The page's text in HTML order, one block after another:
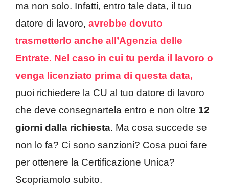
ma non solo. Infatti, entro tale data, il tuo
datore di lavoro, avrebbe dovuto
trasmetterlo anche all’Agenzia delle
Entrate. Nel caso in cui tu perda il lavoro o
venga licenziato prima di questa data,
puoi richiedere la CU al tuo datore di lavoro
che deve consegnartela entro e non oltre 12
giorni dalla richiesta. Ma cosa succede se
non lo fa? Ci sono sanzioni? Cosa puoi fare
per ottenere la Certificazione Unica?
Scopriamolo subito.